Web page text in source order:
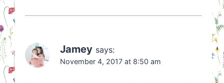
Jamey says:
November 4, 2017 at 8:50 am